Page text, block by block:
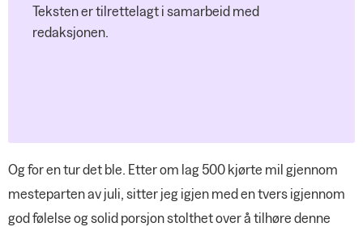
Teksten er tilrettelagt i samarbeid med
redaksjonen.
Og for en tur det ble. Etter om lag 500 kjørte mil gjennom
mesteparten av juli, sitter jeg igjen med en tvers igjennom
god følelse og solid porsjon stolthet over å tilhøre denne